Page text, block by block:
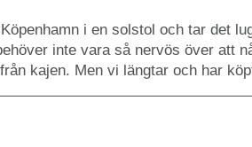
i en solstol och tar det
inte vara så nervös över att
kajen. Men vi längtar och har